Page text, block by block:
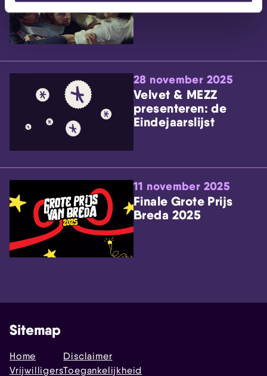
28 november 2025
Velvet & MEZZ
presenteren: de
Eindejaarslijst
11 november 2025
Finale Grote Prijs
Breda 2025
Sitemap
Home
Vrijwilligers
Disclaimer
Toegankelijkheid